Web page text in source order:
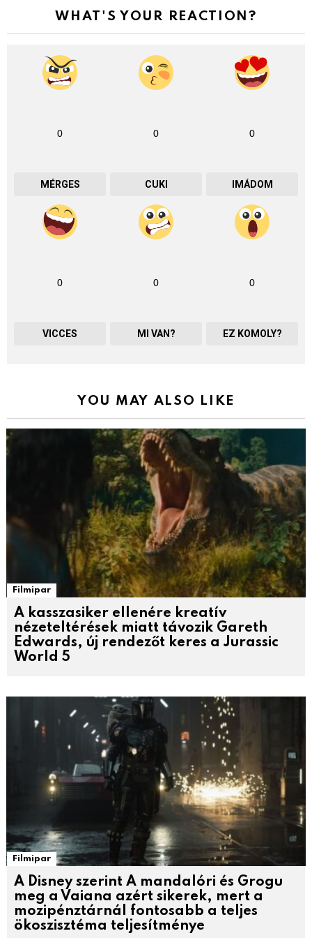
WHAT'S YOUR REACTION?
0
MÉRGES
0
CUKI
0
IMÁDOM
0
VICCES
0
MI VAN?
0
EZ KOMOLY?
YOU MAY ALSO LIKE
Filmipar
A kasszasiker ellenére kreatív
nézeteltérések miatt távozik Gareth
Edwards, új rendezőt keres a Jurassic
World 5
Filmipar
A Disney szerint A mandalóri és Grogu
meg a Vaiana azért sikerek, mert a
mozipénztárnál fontosabb a teljes
ökoszisztéma teljesítménye